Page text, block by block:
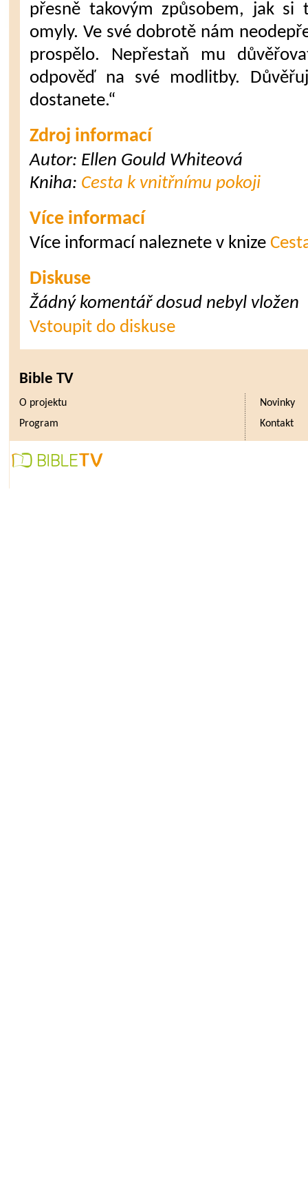
přesně takovým způsobem, jak si
omyly. Ve své dobrotě nám
prospělo. Nepřestaň mu
odpověď na své modlitby.
dostanete.“
Zdroj informací
Autor: Ellen Gould Whiteová
Kniha: Cesta k vnitřnímu pokoji
Více informací
Více informací naleznete v knize
Diskuse
Žádný komentář dosud nebyl vložen
Vstoupit do diskuse
Bible TV
O projektu
Novinky
Program
Kontakt